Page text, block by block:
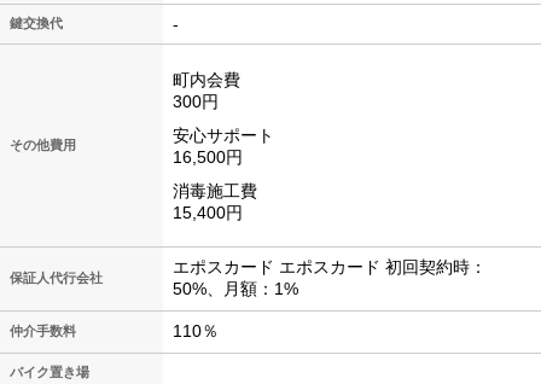
鍵交換代 -
その他費用
町内会費
300円
安心サポート
16,500円
消毒施工費
15,400円
保証人代行会社
エポスカード エポスカード 初回契約時：
50%、月額：1%
仲介手数料 110％
バイク置き場